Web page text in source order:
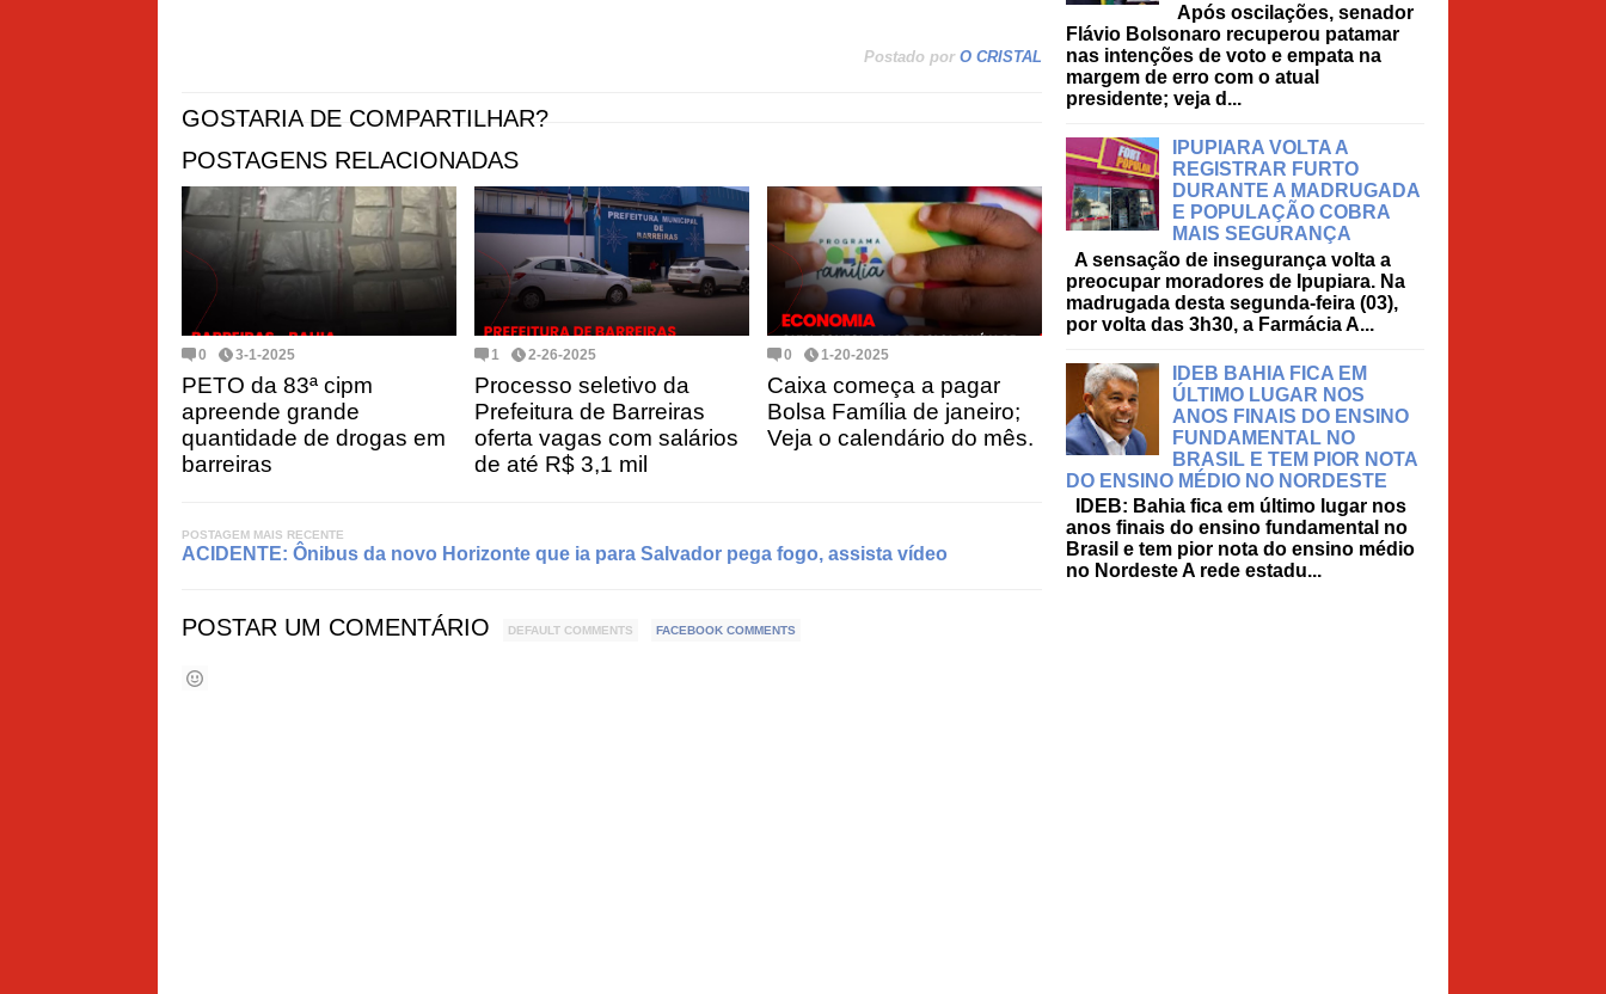
Postado por O CRISTAL
GOSTARIA DE COMPARTILHAR?
POSTAGENS RELACIONADAS
0 3-1-2025
PETO da 83ª cipm
apreende grande
quantidade de drogas em
barreiras
1 2-26-2025
Processo seletivo da
Prefeitura de Barreiras
oferta vagas com salários
de até R$ 3,1 mil
0 1-20-2025
Caixa começa a pagar
Bolsa Família de janeiro;
Veja o calendário do mês.
POSTAGEM MAIS RECENTE
ACIDENTE: Ônibus da novo Horizonte que ia para Salvador pega fogo, assista vídeo
POSTAR UM COMENTÁRIO DEFAULT COMMENTS FACEBOOK COMMENTS
Após oscilações, senador
Flávio Bolsonaro recuperou patamar
nas intenções de voto e empata na
margem de erro com o atual
presidente; veja d...
IPUPIARA VOLTA A
REGISTRAR FURTO
DURANTE A MADRUGADA
E POPULAÇÃO COBRA
MAIS SEGURANÇA
A sensação de insegurança volta a
preocupar moradores de Ipupiara. Na
madrugada desta segunda-feira (03),
por volta das 3h30, a Farmácia A...
IDEB BAHIA FICA EM
ÚLTIMO LUGAR NOS
ANOS FINAIS DO ENSINO
FUNDAMENTAL NO
BRASIL E TEM PIOR NOTA
DO ENSINO MÉDIO NO NORDESTE
IDEB: Bahia fica em último lugar nos
anos finais do ensino fundamental no
Brasil e tem pior nota do ensino médio
no Nordeste A rede estadu...